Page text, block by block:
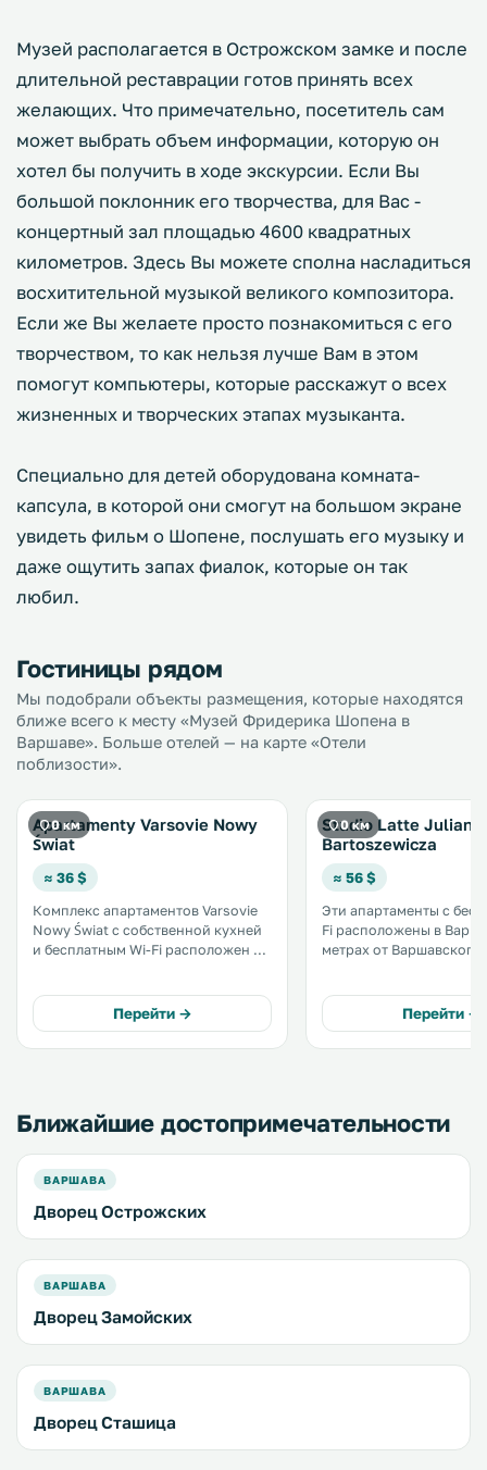
Музей располагается в Острожском замке и после
длительной реставрации готов принять всех
желающих. Что примечательно, посетитель сам
может выбрать объем информации, которую он
хотел бы получить в ходе экскурсии. Если Вы
большой поклонник его творчества, для Вас -
концертный зал площадью 4600 квадратных
километров. Здесь Вы можете сполна насладиться
восхитительной музыкой великого композитора.
Если же Вы желаете просто познакомиться с его
творчеством, то как нельзя лучше Вам в этом
помогут компьютеры, которые расскажут о всех
жизненных и творческих этапах музыканта.
Специально для детей оборудована комната-
капсула, в которой они смогут на большом экране
увидеть фильм о Шопене, послушать его музыку и
даже ощутить запах фиалок, которые он так
любил.
Гостиницы рядом
Мы подобрали объекты размещения, которые находятся
ближе всего к месту «Музей Фридерика Шопена в
Варшаве». Больше отелей — на карте «Отели
поблизости».
0 км
Apartamenty Varsovie Nowy
Świat
≈ 36 $
Комплекс апартаментов Varsovie
Nowy Świat с собственной кухней
и бесплатным Wi-Fi расположен в
плоским экраном и полноценная
кухня с микроволновой печью и
холодильником. .
Перейти →
0 км
Studio Latte Juliana
Bartoszewicza
≈ 56 $
Эти апартаменты с
Fi расположены в
метрах от Варшавского
комната
бесплатными туалетно-
Перейти →
Ближайшие достопримечательности
ВАРШАВА
Дворец Острожских
ВАРШАВА
Дворец Замойских
ВАРШАВА
Дворец Сташица